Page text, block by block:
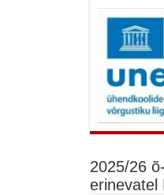
2025/26
erinevatel